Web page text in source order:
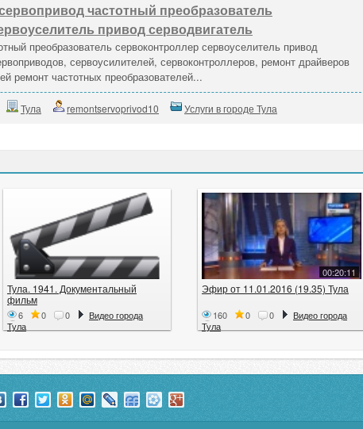
частотный преобразователь
привод серводвигатель
преобразователь сервоконтроллер сервоуселитель привод
сервоусилителей, сервоконтроллеров, ремонт драйверов
ремонт частотных преобразователей...
Тула remontservoprivod10 Услуги в городе Тула
Тула. 1941. Документальный
фильм
6 0 0
Видео города
Тула
00:20:11
Эфир от 11.01.2016 (19.35) Тула
160 0 0
Видео города
Тула